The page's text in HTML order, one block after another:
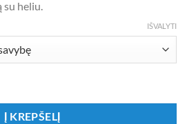
heliu.
IŠVALYTI
Į KREPŠELĮ